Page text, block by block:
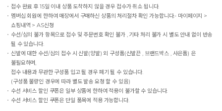
접수 완료 후 15일 이내 상품 도착하지 않을 경우 접수가 취소 됩니다.
멤버십 회원에 한하여 매장에서 구매하신 상품의 처리절차 확인 가능합니다.- 마이페이지 >
쇼핑내역 > AS신청
수선/심의 불가 항목으로 접수 및 주문번호 확인 불가 , 기타 처리 불가 시 별도 안내 없이 반송
될 수 있습니다.
신발에 대한 수선/심의 접수 시 신발(양발) 외 구성품(신발끈 , 브랜드박스 , 사은품) 은
불필요하며,
접수 내용과 무관한 구성품 입고 될 경우 폐기 될 수 있습니다.
(구성품 불량인 경우에 따라 별도 발송 요청 할 수 있음)
수선 서비스 할인 쿠폰은 일부 상품에 한하여 적용이 불가할 수 있습니다.
수선 서비스 할인 쿠폰은 단일 품목에 적용 가능합니다.